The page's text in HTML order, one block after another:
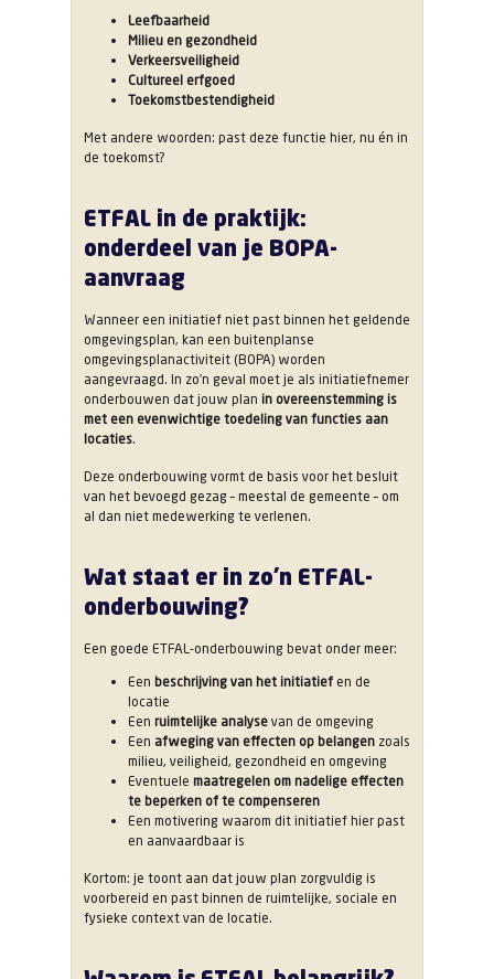
Leefbaarheid
Milieu en gezondheid
Verkeersveiligheid
Cultureel erfgoed
Toekomstbestendigheid
Met andere woorden: past deze functie hier, nu én in
de toekomst?
ETFAL in de praktijk:
onderdeel van je BOPA-
aanvraag
Wanneer een initiatief niet past binnen het geldende
omgevingsplan, kan een buitenplanse
omgevingsplanactiviteit (BOPA) worden
aangevraagd. In zo’n geval moet je als initiatiefnemer
onderbouwen dat jouw plan in overeenstemming is
met een evenwichtige toedeling van functies aan
locaties.
Deze onderbouwing vormt de basis voor het besluit
van het bevoegd gezag – meestal de gemeente – om
al dan niet medewerking te verlenen.
Wat staat er in zo’n ETFAL-
onderbouwing?
Een goede ETFAL-onderbouwing bevat onder meer:
Een beschrijving van het initiatief en de
locatie
Een ruimtelijke analyse van de omgeving
Een afweging van effecten op belangen zoals
milieu, veiligheid, gezondheid en omgeving
Eventuele maatregelen om nadelige effecten
te beperken of te compenseren
Een motivering waarom dit initiatief hier past
en aanvaardbaar is
Kortom: je toont aan dat jouw plan zorgvuldig is
voorbereid en past binnen de ruimtelijke, sociale en
fysieke context van de locatie.